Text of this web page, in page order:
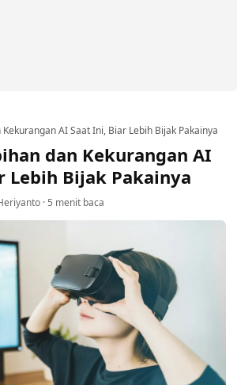
AI Saat Ini, Biar Lebih Bijak Pakainya
dan Kekurangan AI
Lebih Bijak Pakainya
· 5 menit baca